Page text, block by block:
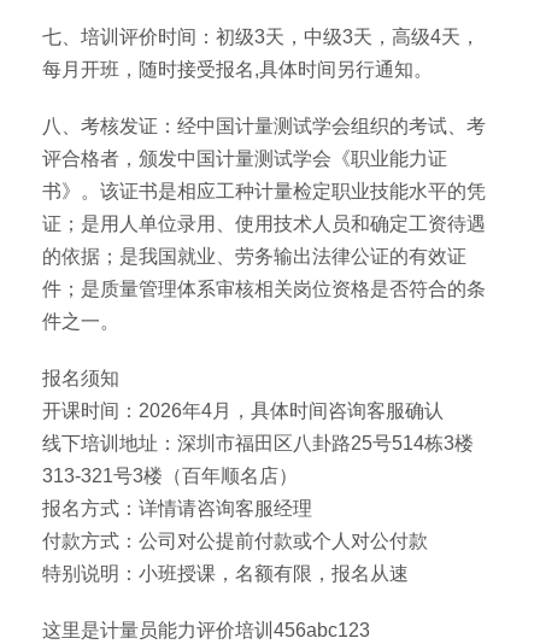
七、培训评价时间：初级3天，中级3天，高级4天，
每月开班，随时接受报名,具体时间另行通知。
八、考核发证：经中国计量测试学会组织的考试、考
评合格者，颁发中国计量测试学会《职业能力证
书》。该证书是相应工种计量检定职业技能水平的凭
证；是用人单位录用、使用技术人员和确定工资待遇
的依据；是我国就业、劳务输出法律公证的有效证
件；是质量管理体系审核相关岗位资格是否符合的条
件之一。
报名须知
开课时间：2026年4月，具体时间咨询客服确认
线下培训地址：深圳市福田区八卦路25号514栋3楼
313-321号3楼（百年顺名店）
报名方式：详情请咨询客服经理
付款方式：公司对公提前付款或个人对公付款
特别说明：小班授课，名额有限，报名从速
这里是计量员能力评价培训456abc123